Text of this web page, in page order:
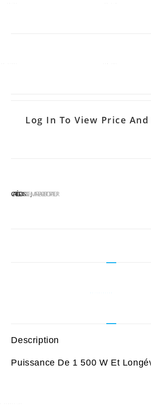
Log In To View Price And
CATÉGORIES :BOSCHMARTEAU PERFORATEUR
Description
Puissance De 1 500 W Et